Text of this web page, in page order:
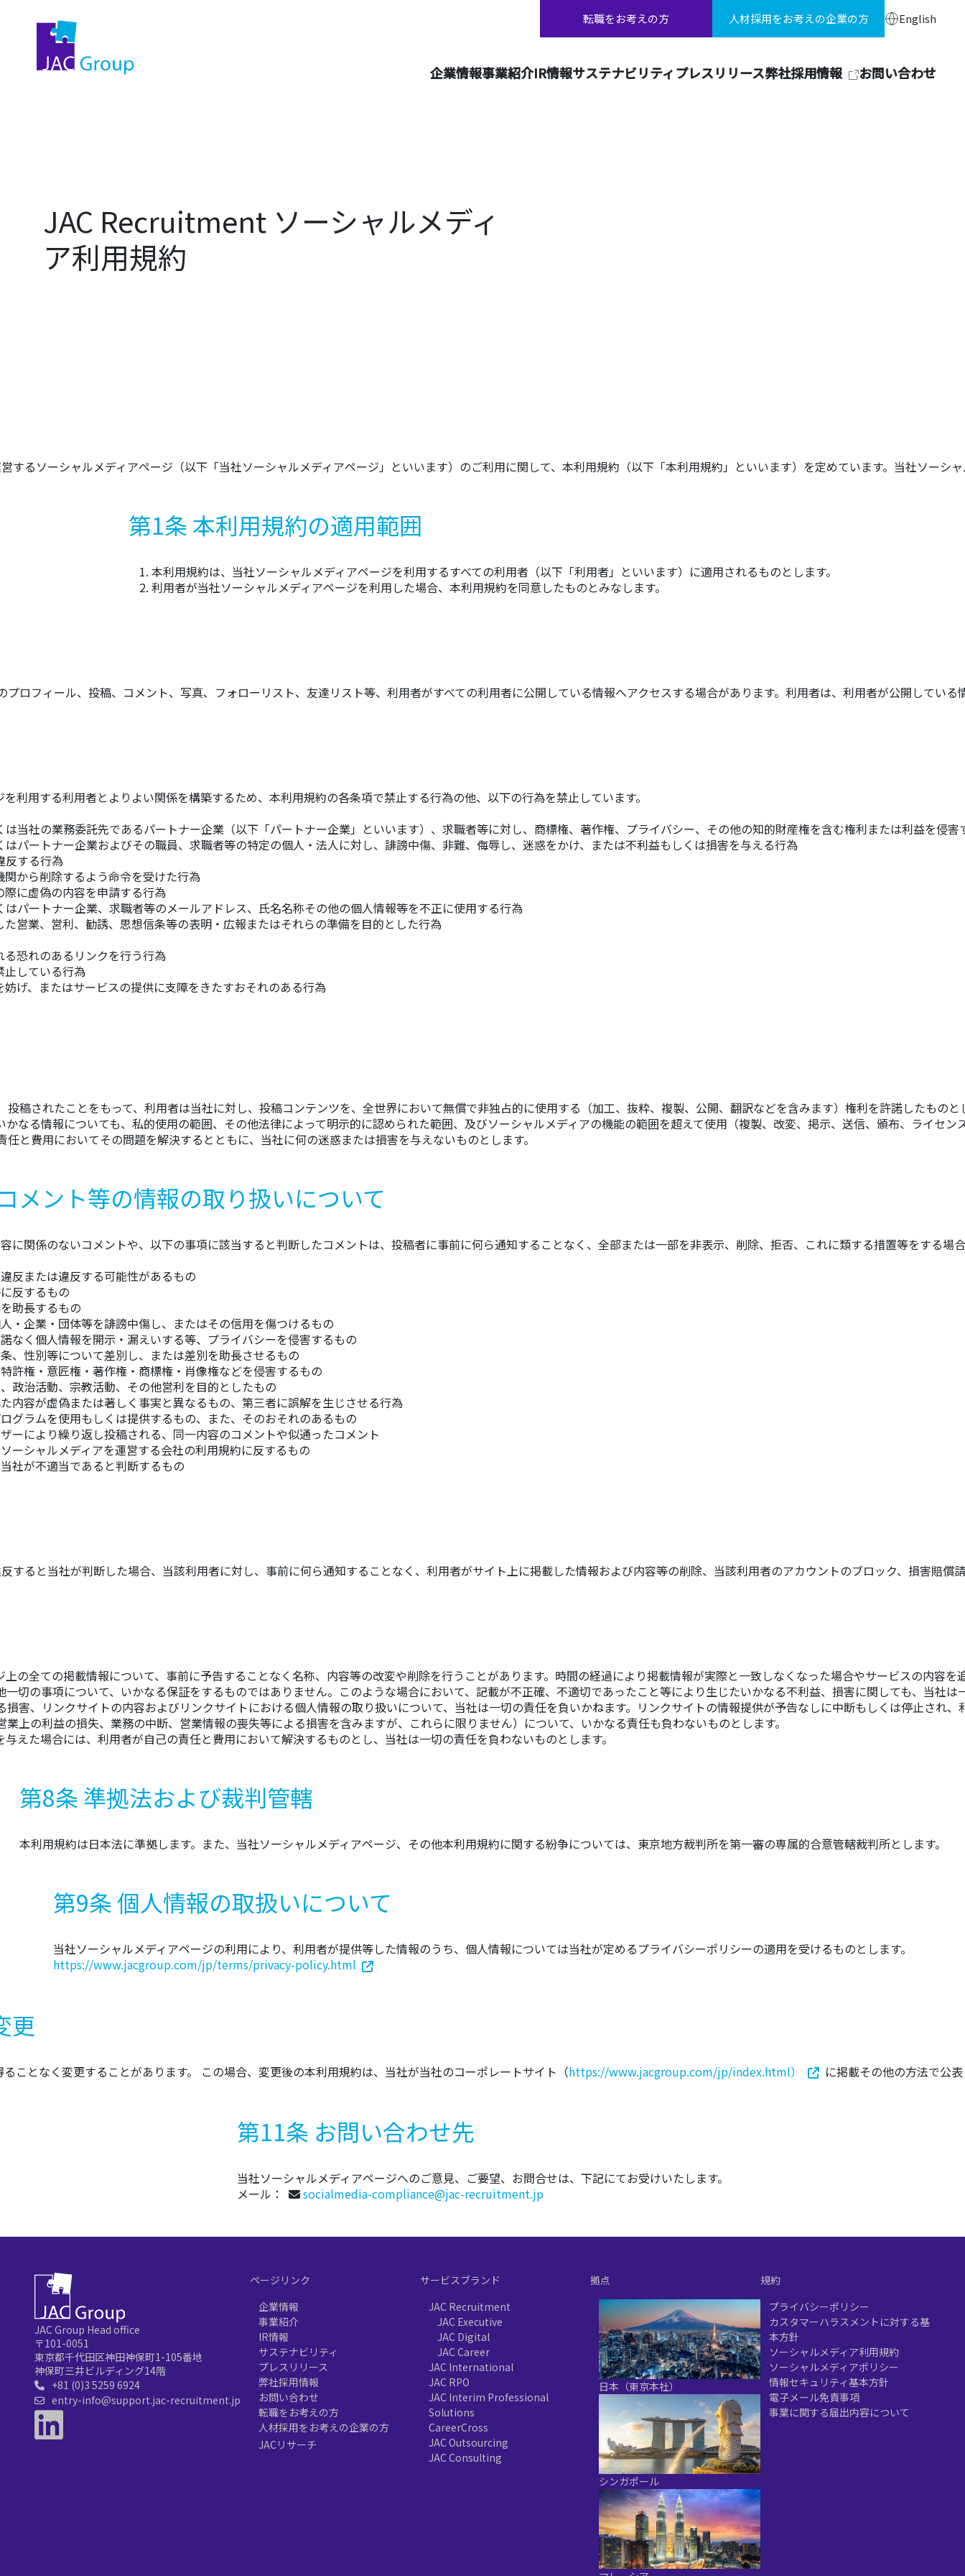
転職をお考えの方 人材採用をお考えの企業の方 English
企業情報事業紹介IR情報サステナビリティプレスリリース弊社採用情報 お問い合わせ
JAC Recruitment ソーシャルメディ
ア利用規約
るソーシャルメディアページ（以下「当社ソーシャルメディアページ」といいます）のご利用に関して、本利用規約（以下「本利用規約」といいます）を定めています。当社ソー
第1条 本利用規約の適用範囲
本利用規約は、当社ソーシャルメディアページを利用するすべての利用者（以下「利用者」といいます）に適用されるものとします。
利用者が当社ソーシャルメディアページを利用した場合、本利用規約を同意したものとみなします。
ロフィール、投稿、コメント、写真、フォローリスト、友達リスト等、利用者がすべての利用者に公開している情報へアクセスする場合があります。利用者は、利用者が公開してい
利用する利用者とよりよい関係を構築するため、本利用規約の各条項で禁止する行為の他、以下の行為を禁止しています。
当社の業務委託先であるパートナー企業（以下「パートナー企業」といいます）、求職者等に対し、商標権、著作権、プライバシー、その他の知的財産権を含む権利または利益を侵
パートナー企業およびその職員、求職者等の特定の個人・法人に対し、誹謗中傷、非難、侮辱し、迷惑をかけ、または不利益もしくは損害を与える行為
反する行為
から削除するよう命令を受けた行為
に虚偽の内容を申請する行為
パートナー企業、求職者等のメールアドレス、氏名名称その他の個人情報等を不正に使用する行為
営業、営利、勧誘、思想信条等の表明・広報またはそれらの準備を目的とした行為
恐れのあるリンクを行う行為
止している行為
げ、またはサービスの提供に支障をきたすおそれのある行為
稿されたことをもって、利用者は当社に対し、投稿コンテンツを、全世界において無償で非独占的に使用する（加工、抜粋、複製、公開、翻訳などを含みます）権利を許諾したもの
なる情報についても、私的使用の範囲、その他法律によって明示的に認められた範囲、及びソーシャルメディアの機能の範囲を超えて使用（複製、改変、掲示、送信、頒布、ライセ
と費用においてその問題を解決するとともに、当社に何の迷惑または損害を与えないものとします。
メント等の情報の取り扱いについて
に関係のないコメントや、以下の事項に該当すると判断したコメントは、投稿者に事前に何ら通知することなく、全部または一部を非表示、削除、拒否、これに類する措置等をする場
反または違反する可能性があるもの
反するもの
助長するもの
・企業・団体等を誹謗中傷し、またはその信用を傷つけるもの
なく個人情報を開示・漏えいする等、プライバシーを侵害するもの
、性別等について差別し、または差別を助長させるもの
許権・意匠権・著作権・商標権・肖像権などを侵害するもの
政治活動、宗教活動、その他営利を目的としたもの
内容が虚偽または著しく事実と異なるもの、第三者に誤解を生じさせる行為
グラムを使用もしくは提供するもの、また、そのおそれのあるもの
ーにより繰り返し投稿される、同一内容のコメントや似通ったコメント
ーシャルメディアを運営する会社の利用規約に反するもの
社が不適当であると判断するもの
すると当社が判断した場合、当該利用者に対し、事前に何ら通知することなく、利用者がサイト上に掲載した情報および内容等の削除、当該利用者のアカウントのブロック、損害賠償
全ての掲載情報について、事前に予告することなく名称、内容等の改変や削除を行うことがあります。時間の経過により掲載情報が実際と一致しなくなった場合やサービスの内
の事項について、いかなる保証をするものではありません。このような場合において、記載が不正確、不適切であったこと等により生じたいかなる不利益、損害に関しても、当社は
、リンクサイトの内容およびリンクサイトにおける個人情報の取り扱いについて、当社は一切の責任を負いかねます。リンクサイトの情報提供が予告なしに中断もしくは停止さ
の利益の損失、業務の中断、営業情報の喪失等による損害を含みますが、これらに限りません）について、いかなる責任も負わないものとします。
た場合には、利用者が自己の責任と費用において解決するものとし、当社は一切の責任を負わないものとします。
第8条 準拠法および裁判管轄
本利用規約は日本法に準拠します。また、当社ソーシャルメディアページ、その他本利用規約に関する紛争については、東京地方裁判所を第一審の専属的合意管轄裁判所とします。
第9条 個人情報の取扱いについて
当社ソーシャルメディアページの利用により、利用者が提供等した情報のうち、個人情報については当社が定めるプライバシーポリシーの適用を受けるものとします。
https://www.jacgroup.com/jp/terms/privacy-policy.html
更
ことなく変更することがあります。 この場合、変更後の本利用規約は、当社が当社のコーポレートサイト（https://www.jacgroup.com/jp/index.html） に掲載その他の方法で公
第11条 お問い合わせ先
当社ソーシャルメディアページへのご意見、ご要望、お問合せは、下記にてお受けいたします。
メール：
socialmedia-compliance@jac-recruitment.jp
JAC Group Head office
〒101-0051
東京都千代田区神田神保町1-105番地
神保町三井ビルディング14階
+81 (0)3 5259 6924
entry-info@support.jac-recruitment.jp
ページリンク
企業情報
事業紹介
IR情報
サステナビリティ
プレスリリース
弊社採用情報
お問い合わせ
転職をお考えの方
人材採用をお考えの企業の方
JACリサーチ
サービスブランド
JAC Recruitment
JAC Executive
JAC Digital
JAC Career
JAC International
JAC RPO
JAC Interim Professional
Solutions
CareerCross
JAC Outsourcing
JAC Consulting
拠点
日本（東京本社）
シンガポール
規約
プライバシーポリシー
カスタマーハラスメントに対する基
本方針
ソーシャルメディア利用規約
ソーシャルメディアポリシー
情報セキュリティ基本方針
電子メール免責事項
事業に関する届出内容について